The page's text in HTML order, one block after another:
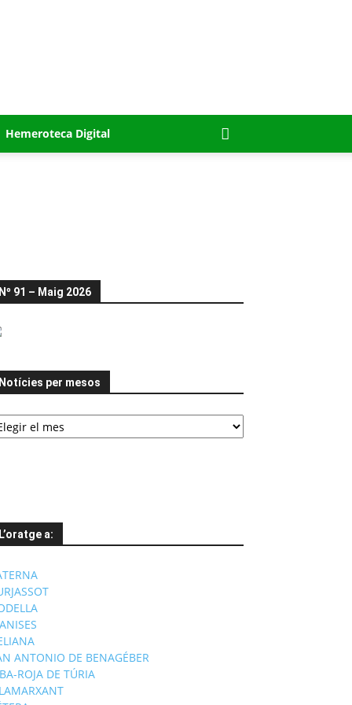
Hemeroteca Digital
Nº 91 – Maig 2026
Notícies per mesos
L’oratge a:
ANTONIO DE BENAGÉBER
ROJA DE TÚRIA